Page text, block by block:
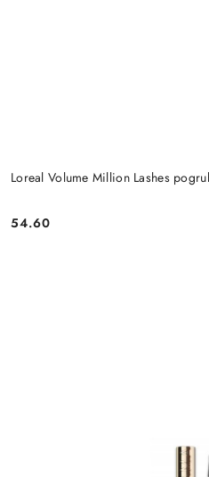
Loreal Volume Million Lashes
Cena:
54.60